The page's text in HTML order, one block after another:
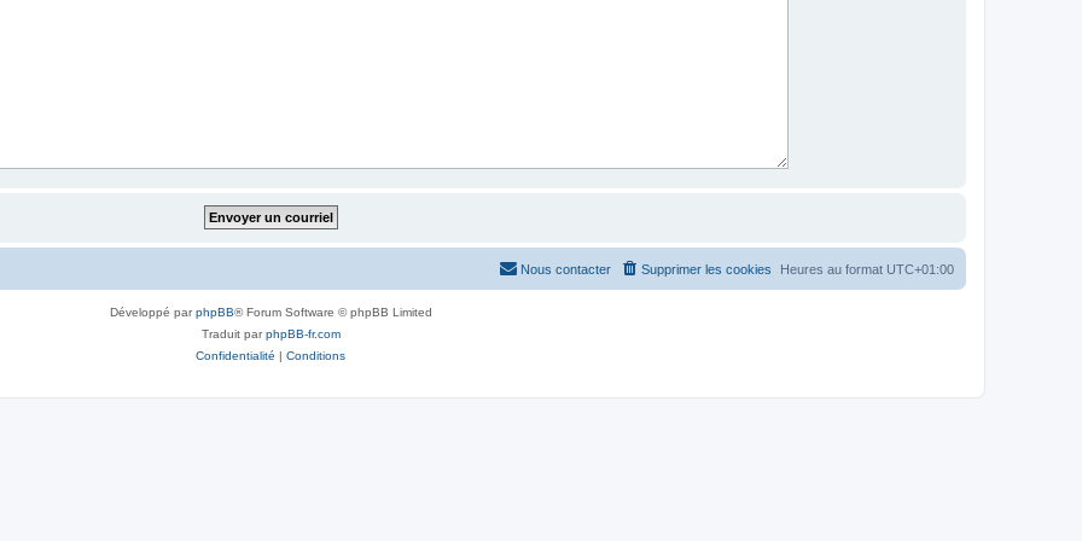
Heures au format UTC+01:00
Supprimer les cookies
Nous contacter
Développé parphpBB® Forum Software © phpBB Limited
Traduit parphpBB-fr.com
Confidentialité | Conditions